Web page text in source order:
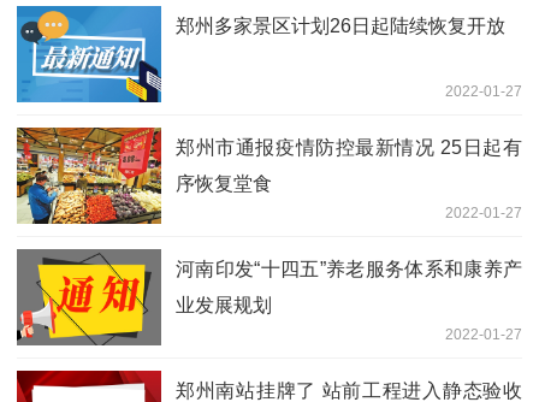
郑州多家景区计划26日起陆续恢复开放
2022-01-27
郑州市通报疫情防控最新情况 25日起有
序恢复堂食
2022-01-27
河南印发“十四五”养老服务体系和康养产
业发展规划
2022-01-27
郑州南站挂牌了 站前工程进入静态验收